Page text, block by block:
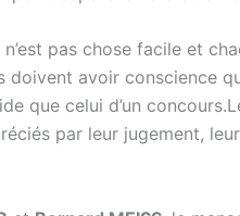
pas chose facile et
avoir conscience
que celui d’un
par leur jugement,